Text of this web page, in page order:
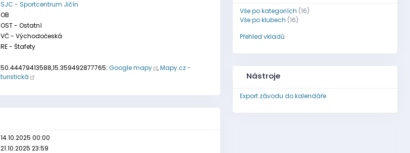
SJC - Sportcentrum Jičín
OB
OST - Ostatní
VČ - Východočeská
RE - Štafety
50.44479413588,15.359492877765:Google mapy ,Mapy.cz -
turistická
14.10.2025 00:00
21.10.2025 23:59
Vše po kategoriích (16)
Vše po klubech (16)
Přehled vkladů
Nástroje
Export závodu do kalendáře